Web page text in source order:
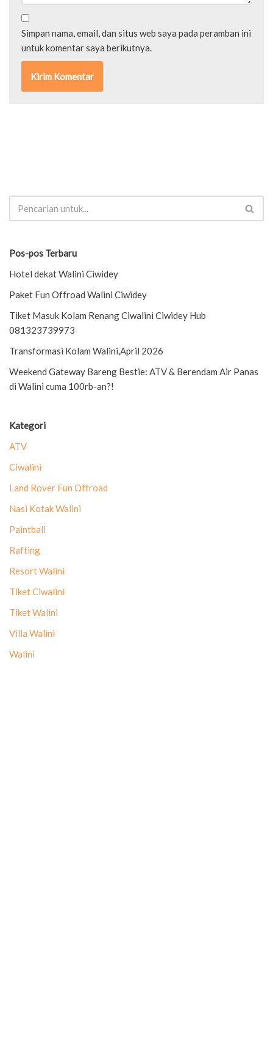
Simpan nama, email, dan situs web saya pada peramban ini
untuk komentar saya berikutnya.
Pos-pos Terbaru
Hotel dekat Walini Ciwidey
Paket Fun Offroad Walini Ciwidey
Tiket Masuk Kolam Renang Ciwalini Ciwidey Hub
081323739973
Transformasi Kolam Walini,April 2026
Weekend Gateway Bareng Bestie: ATV & Berendam Air Panas
di Walini cuma 100rb-an?!
Kategori
ATV
Ciwalini
Land Rover Fun Offroad
Nasi Kotak Walini
Paintball
Rafting
Resort Walini
Tiket Ciwalini
Tiket Walini
Villa Walini
Walini